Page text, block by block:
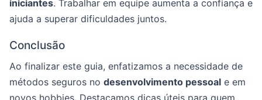
iniciantes. Trabalhar em equipe aumenta a confiança e
ajuda a superar dificuldades juntos.
Conclusão
Ao finalizar este guia, enfatizamos a necessidade de
métodos seguros no desenvolvimento pessoal e em